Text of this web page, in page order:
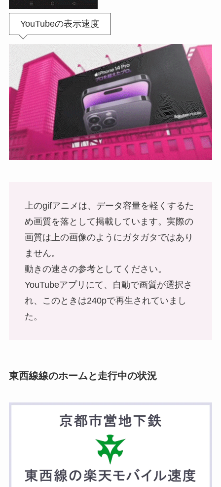
YouTubeの表示速度
上のgifアニメは、データ容量を軽くするた
め画質を落として掲載しています。実際の
画質は上の画像のようにガタガタではあり
ません。
動きの速さの参考としてください。
YouTubeアプリにて、自動で画質が選択さ
れ、このときは240pで再生されていまし
た。
東西線線のホームと走行中の状況